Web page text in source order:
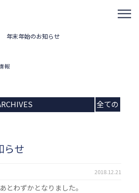
年末年始のお知らせ
報
全ての
らせ
2018.12.21
とわずかとなりました。